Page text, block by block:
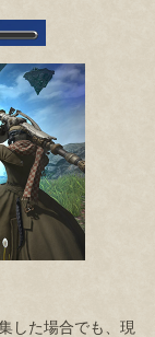
した場合でも、現